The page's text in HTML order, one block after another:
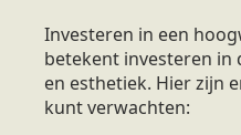
Investeren in een
betekent investeren
en esthetiek. Hier zijn
kunt verwachten: